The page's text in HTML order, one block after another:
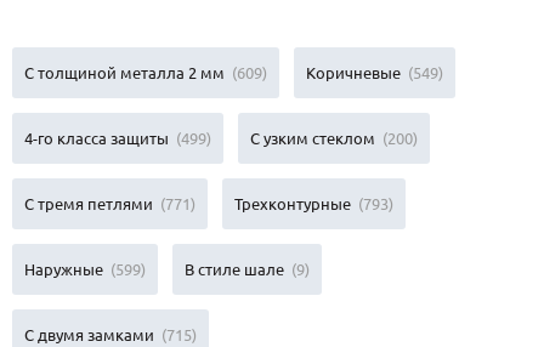
С толщиной металла 2 мм (609) Коричневые (549)
4-го класса защиты (499) С узким стеклом (200)
С тремя петлями (771) Трехконтурные (793)
Наружные (599) В стиле шале (9)
С двумя замками (715)